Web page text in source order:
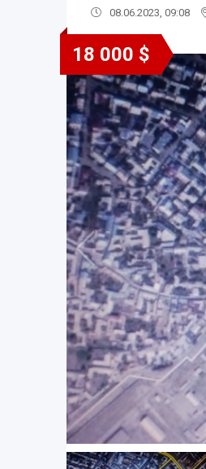
08.06.2023, 09:08
18 000 $